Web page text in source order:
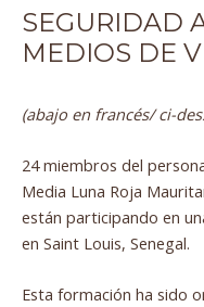
SEGURIDAD
MEDIOS DE
(abajo en francés/ ci-
24 miembros del
Media Luna Roja
están participando en
en Saint Louis, Senegal.
Esta formación ha sido